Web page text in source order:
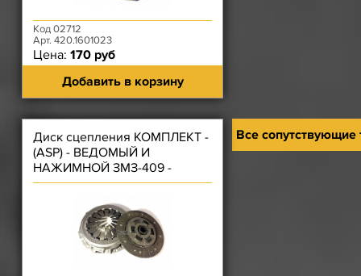
Код 02712
Арт. 420.1601023
Цена: 170 руб
Добавить в корзину
Диск сцепления КОМПЛЕКТ -
(ASP) - ВЕДОМЫЙ И
НАЖИМНОЙ ЗМЗ-409 -
(нажимной диск лепестковый)
Все сопутствующие